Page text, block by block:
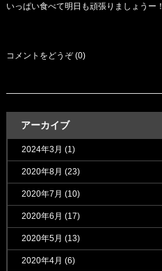
いっぱい食べて明日も頑張りましょうー！
コメントをどうぞ (0)
アーカイブ
2024年3月 (1)
2020年8月 (23)
2020年7月 (10)
2020年6月 (17)
2020年5月 (13)
2020年4月 (6)